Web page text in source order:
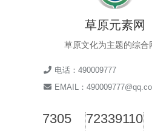
草原元素网
草原文化为主题的综合
电话：490009777
EMAIL：
7305 72339110